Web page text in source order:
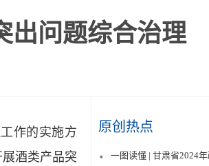
出问题综合治理
作的实施方
酒类产品突
原创热点
一图读懂 | 甘肃省2024